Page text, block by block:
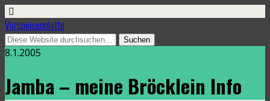
Vorspeisenplatte
8.1.2005
Jamba – meine Bröcklein Info